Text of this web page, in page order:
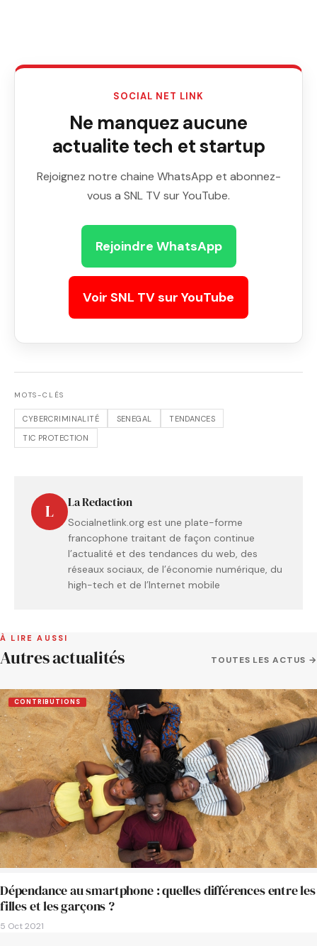
SOCIAL NET LINK
Ne manquez aucune
actualite tech et startup
Rejoignez notre chaine WhatsApp et abonnez-
vous a SNL TV sur YouTube.
Rejoindre WhatsApp
Voir SNL TV sur YouTube
MOTS-CLÉS
CYBERCRIMINALITÉ SENEGAL
TENDANCES
TIC PROTECTION
L La Redaction
Socialnetlink.org est une plate-forme
francophone traitant de façon continue
l’actualité et des tendances du web, des
réseaux sociaux, de l’économie numérique, du
high-tech et de l’Internet mobile
À LIRE AUSSI
Autres actualités TOUTES LES ACTUS →
CONTRIBUTIONS
Dépendance au smartphone : quelles différences entre les
filles et les garçons ?
5 Oct 2021